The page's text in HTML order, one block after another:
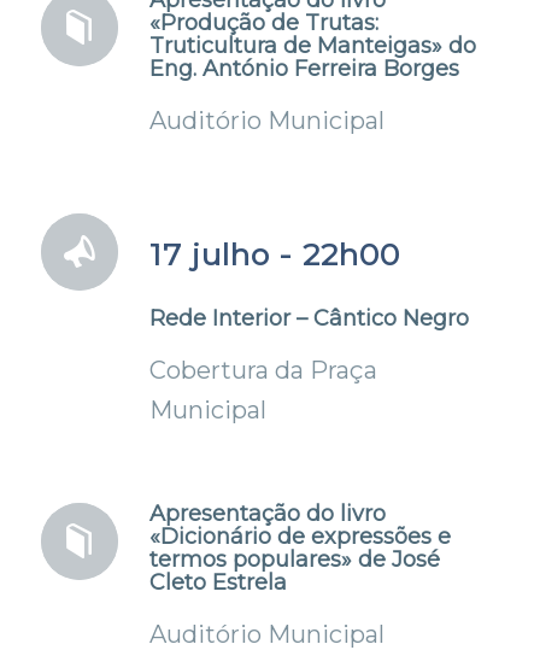
«Produção de Trutas:
Truticultura de Manteigas» do
Eng. António Ferreira Borges
Auditório Municipal
17 julho - 22h00
Rede Interior – Cântico Negro
Cobertura da Praça
Municipal
Apresentação do livro
«Dicionário de expressões e
termos populares» de José
Cleto Estrela
Auditório Municipal